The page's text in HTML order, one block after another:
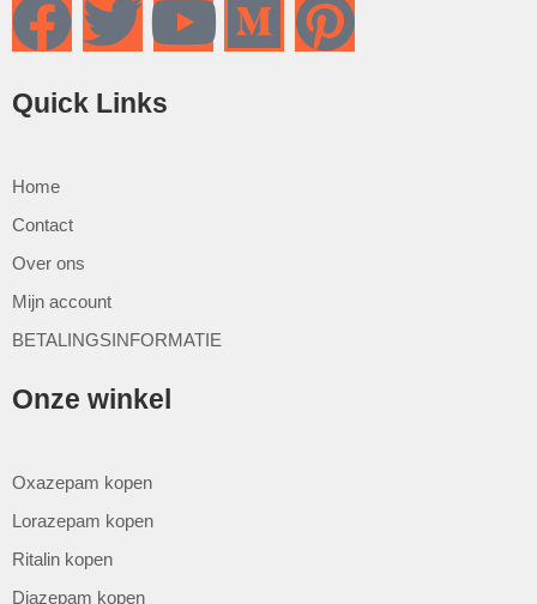
Quick Links
Home
Contact
Over ons
Mijn account
BETALINGSINFORMATIE
Onze winkel
Oxazepam kopen
Lorazepam kopen
Ritalin kopen
Diazepam kopen